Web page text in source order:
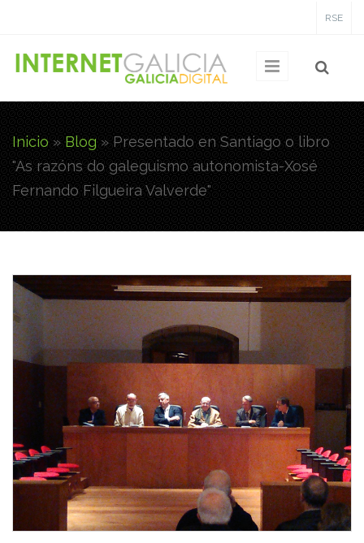
RSE
Usted está aquí
Inicio » Blog » Presentado en Santiago o libro
"As razóns do galeguismo autonomista-Xosé
Fernando Filgueira Valverde"